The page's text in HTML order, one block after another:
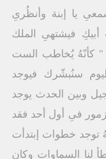
مز 44 : 13 " إسمعىِ يا إبنة وأنظُرىِ
فيشتهىِ الملك
كأنّهُ يُخاطب الست
سنُبشّرك فيوجد
وبين الحدث يوجد
فىِ أول أحد فقد
توجد خطوات إبتدأت
لنا السماوات وكان